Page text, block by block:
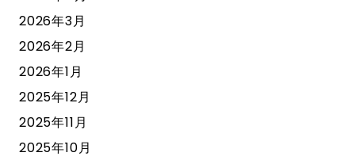
2026年3月
2026年2月
2026年1月
2025年12月
2025年11月
2025年10月